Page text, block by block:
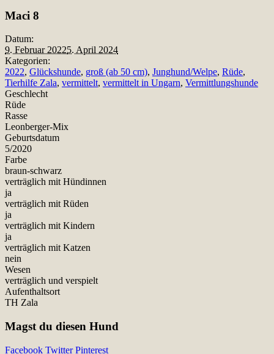
Maci 8
Datum:
9. Februar 20225. April 2024
Kategorien:
2022, Glückshunde, groß (ab 50 cm), Junghund/Welpe, Rüde,
Tierhilfe Zala, vermittelt, vermittelt in Ungarn, Vermittlungshunde
Geschlecht
Rüde
Rasse
Leonberger-Mix
Geburtsdatum
5/2020
Farbe
braun-schwarz
verträglich mit Hündinnen
ja
verträglich mit Rüden
ja
verträglich mit Kindern
ja
verträglich mit Katzen
nein
Wesen
verträglich und verspielt
Aufenthaltsort
TH Zala
Magst du diesen Hund
Facebook Twitter Pinterest